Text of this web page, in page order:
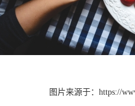
图片来源于： https://